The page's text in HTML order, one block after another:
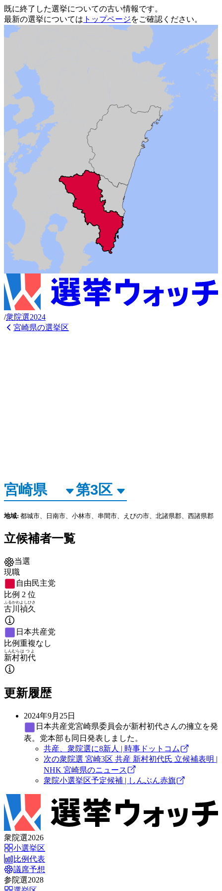
既に終了した選挙についての古い情報です。
最新の選挙については トップページをご確認ください。
/衆院選2024
宮崎県の選挙区
地域: 都城市、日南市、小林市、串間市、えびの市、北諸県郡、西諸県郡
立候補者一覧
当選
現職
自由民主党
比例 2 位
古川
ふるかわ
禎久
よしひさ
日本共産党
比例重複なし
新村
しんむら
初代
はつよ
更新履歴
2024年9月25日
日本共産党宮崎県委員会が新村初代さんの擁立を発
表。党本部も同日発表しました。
共産、衆院選に8新人 | 時事ドットコム
次の衆院選 宮崎3区 共産 新村初代氏 立候補表明 |
NHK 宮崎県のニュース
衆院小選挙区予定候補 | しんぶん赤旗
衆院選2026
小選挙区
比例代表
議席予想
参院選2028